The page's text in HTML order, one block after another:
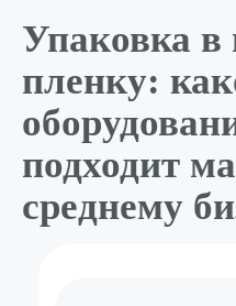
Упаковка
пленку:
подходит
среднему